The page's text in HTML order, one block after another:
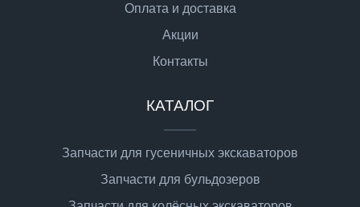
Оплата и доставка
Акции
Контакты
КАТАЛОГ
Запчасти для гусеничных экскаваторов
Запчасти для бульдозеров